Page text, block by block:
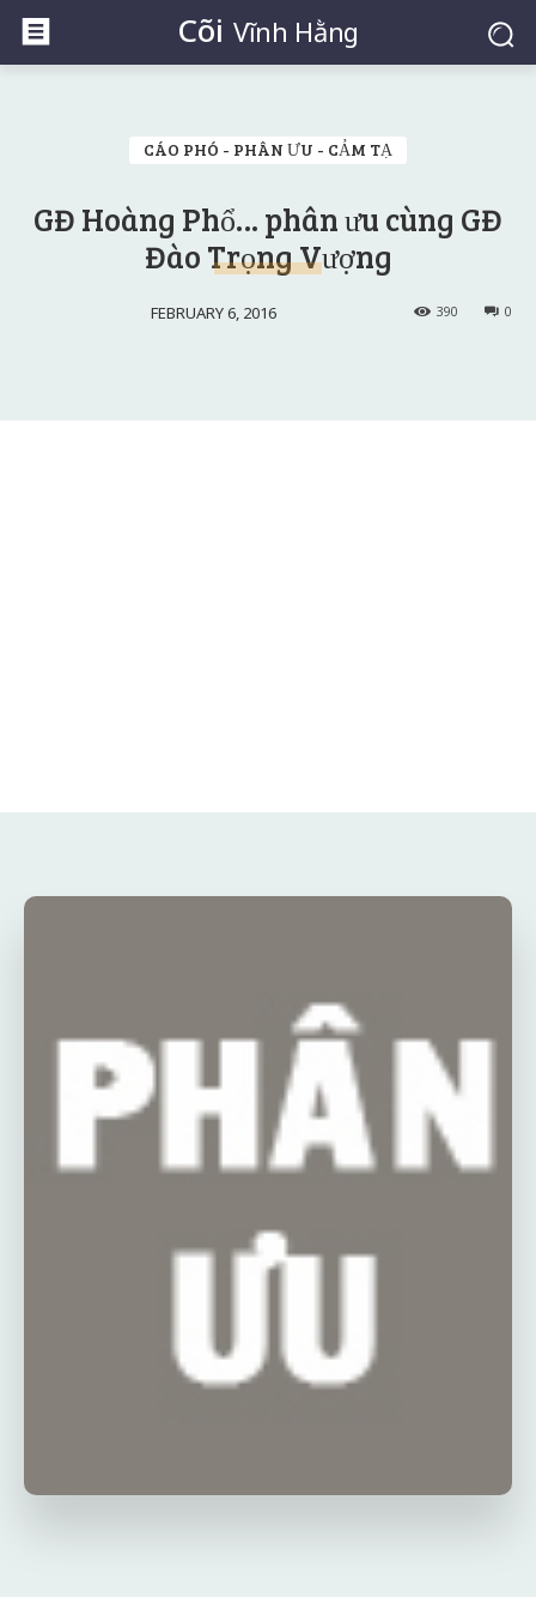
Cõi Vĩnh Hằng
CÁO PHÓ - PHÂN ƯU - CẢM TẠ
GĐ Hoàng Phổ… phân ưu cùng GĐ
Đào Trọng Vượng
FEBRUARY 6, 2016 0
390